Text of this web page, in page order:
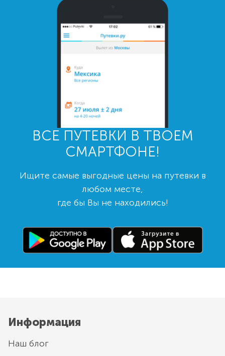
ВСЕ ПУТЕВКИ В ТВОЕМ
СМАРТФОНЕ!
Ищите самые выгодные цены на путевки в
любом месте,
где бы Вы не находились!
Информация
Наш блог